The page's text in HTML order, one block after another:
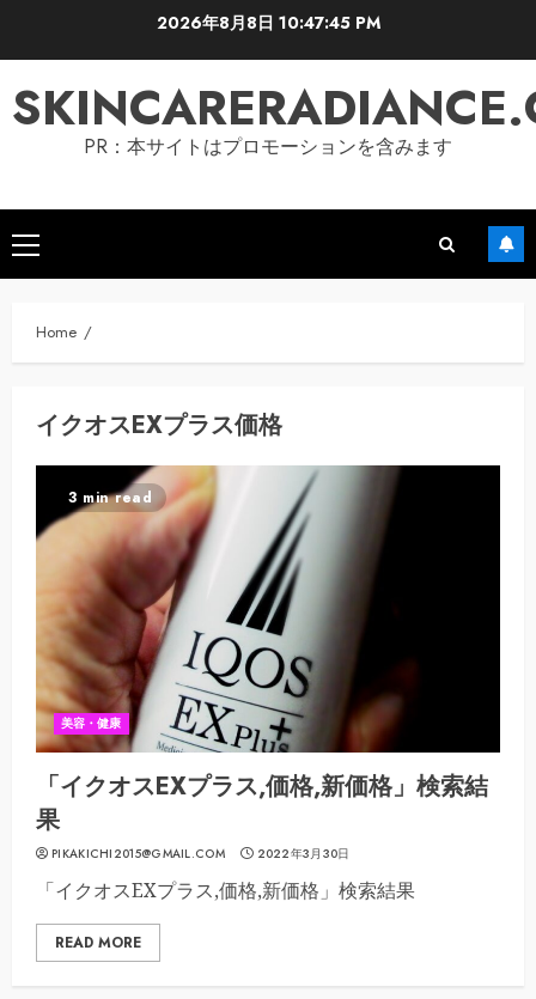
2026年8月8日 10:47:45 PM
PR：本サイトはプロモーションを含みます
Primary
Menu
Home
イクオスEXプラス価格
3 min read
美容・健康
「イクオスEXプラス,価格,新価格」検索結
果
PIKAKICHI2015@GMAIL.COM 2022年3月30日
「イクオスEXプラス,価格,新価格」検索結果
READ MORE